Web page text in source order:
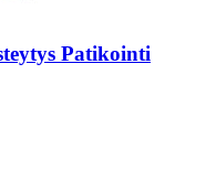
Patikointi